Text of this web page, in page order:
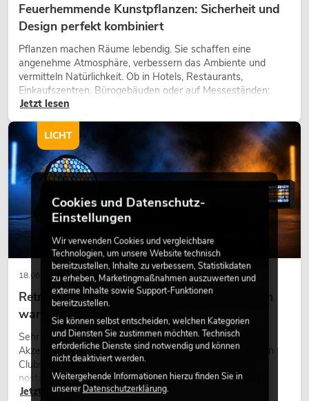
Feuerhemmende Kunstpflanzen: Sicherheit und
Design perfekt kombiniert
Pflanzen machen Räume lebendig. Sie schaffen eine
angenehme Atmosphäre, verbessern das Ambiente und
vermitteln Natürlichkeit. Ob in Hotels, Restaurants,
Einkaufszentren, Bürogebäuden oder auf Messeständen:
eine hochwertige Begrünung gehört heute längst zum
modernen Raumkonzept.
Jetzt lesen
18.06.2026
Retro-Licht im modernen Lichtdesign: Warum
warmes Licht wieder wirkt
Sehr warmes Licht, sichtbare Leuchtflächen und farbige
Akzente prägen viele aktuelle Lichtdesigns auf Bühnen, in
Clubs und bei Events. Retro-Licht ist dabei kein rein
nostalgischer Effekt, sondern ein bewusst eingesetztes
Gestaltungsmittel: Es schafft Atmosphäre, gibt Szenen
Jetzt lesen
LICHT
Cookies und Datenschutz-
Einstellungen
Wir verwenden Cookies und vergleichbare
Technologien, um unsere Website technisch
bereitzustellen, Inhalte zu verbessern, Statistikdaten
zu erheben, Marketingmaßnahmen auszuwerten und
externe Inhalte sowie Support-Funktionen
bereitzustellen.
Sie können selbst entscheiden, welchen Kategorien
und Diensten Sie zustimmen möchten. Technisch
erforderliche Dienste sind notwendig und können
nicht deaktiviert werden.
Weitergehende Informationen hierzu finden Sie in
unsererDatenschutzerklärung.